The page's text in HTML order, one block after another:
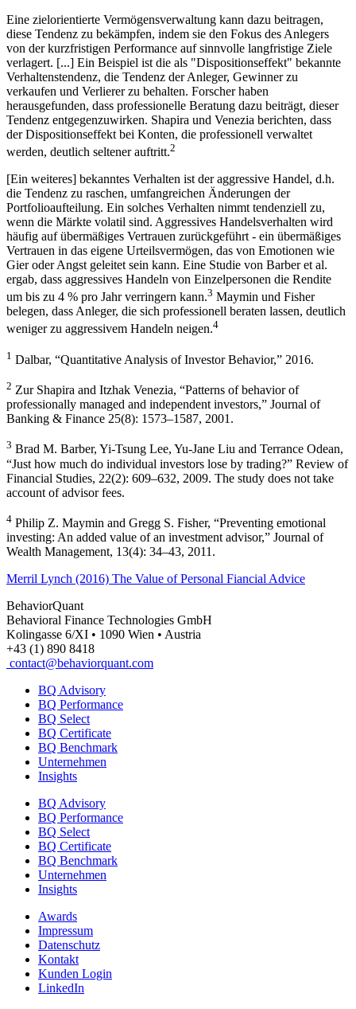
Eine zielorientierte Vermögensverwaltung kann dazu beitragen,
diese Tendenz zu bekämpfen, indem sie den Fokus des Anlegers
von der kurzfristigen Performance auf sinnvolle langfristige Ziele
verlagert. [...] Ein Beispiel ist die als "Dispositionseffekt" bekannte
Verhaltenstendenz, die Tendenz der Anleger, Gewinner zu
verkaufen und Verlierer zu behalten. Forscher haben
herausgefunden, dass professionelle Beratung dazu beiträgt, dieser
Tendenz entgegenzuwirken. Shapira und Venezia berichten, dass
der Dispositionseffekt bei Konten, die professionell verwaltet
werden, deutlich seltener auftritt.2
[Ein weiteres] bekanntes Verhalten ist der aggressive Handel, d.h.
die Tendenz zu raschen, umfangreichen Änderungen der
Portfolioaufteilung. Ein solches Verhalten nimmt tendenziell zu,
wenn die Märkte volatil sind. Aggressives Handelsverhalten wird
häufig auf übermäßiges Vertrauen zurückgeführt - ein übermäßiges
Vertrauen in das eigene Urteilsvermögen, das von Emotionen wie
Gier oder Angst geleitet sein kann. Eine Studie von Barber et al.
ergab, dass aggressives Handeln von Einzelpersonen die Rendite
um bis zu 4 % pro Jahr verringern kann.3 Maymin und Fisher
belegen, dass Anleger, die sich professionell beraten lassen, deutlich
weniger zu aggressivem Handeln neigen.4
1 Dalbar, “Quantitative Analysis of Investor Behavior,” 2016.
2 Zur Shapira and Itzhak Venezia, “Patterns of behavior of
professionally managed and independent investors,” Journal of
Banking & Finance 25(8): 1573–1587, 2001.
3 Brad M. Barber, Yi-Tsung Lee, Yu-Jane Liu and Terrance Odean,
“Just how much do individual investors lose by trading?” Review of
Financial Studies, 22(2): 609–632, 2009. The study does not take
account of advisor fees.
4 Philip Z. Maymin and Gregg S. Fisher, “Preventing emotional
investing: An added value of an investment advisor,” Journal of
Wealth Management, 13(4): 34–43, 2011.
Merril Lynch (2016) The Value of Personal Fiancial Advice
BehaviorQuant
Behavioral Finance Technologies GmbH
Kolingasse 6/XI • 1090 Wien • Austria
+43 (1) 890 8418
contact@behaviorquant.com
BQ Advisory
BQ Performance
BQ Select
BQ Certificate
BQ Benchmark
Unternehmen
Insights
BQ Advisory
BQ Performance
BQ Select
BQ Certificate
BQ Benchmark
Unternehmen
Insights
Awards
Impressum
Datenschutz
Kontakt
Kunden Login
LinkedIn